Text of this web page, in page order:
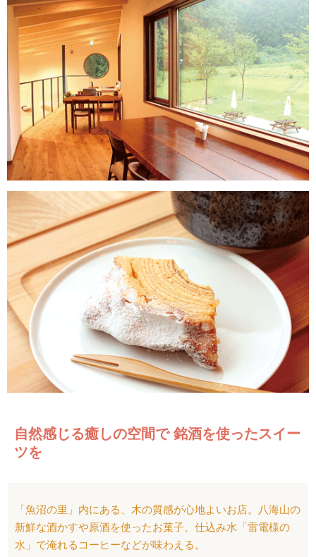
自然感じる癒しの空間で 銘酒を使ったスイー
ツを
「魚沼の里」内にある、木の質感が心地よいお店。八海山の
新鮮な酒かすや原酒を使ったお菓子、仕込み水「雷電様の
水」で淹れるコーヒーなどが味わえる。